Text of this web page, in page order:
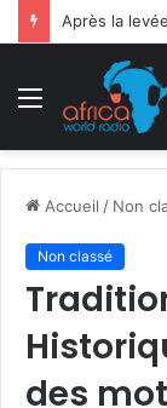
Menu
Accueil / Non
Non classé
des